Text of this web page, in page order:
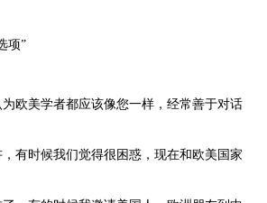
项”
欧美学者都应该像您一样，经常善于对话
有时候我们觉得很困惑，现在和欧美国家